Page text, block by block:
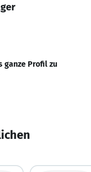
ganze Profil zu